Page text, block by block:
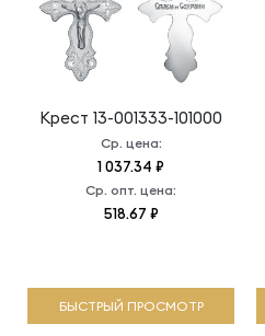
Крест 13-001333-101000
Ср. цена:
1 037.34 ₽
Ср. опт. цена:
518.67 ₽
БЫСТРЫЙ ПРОСМОТР